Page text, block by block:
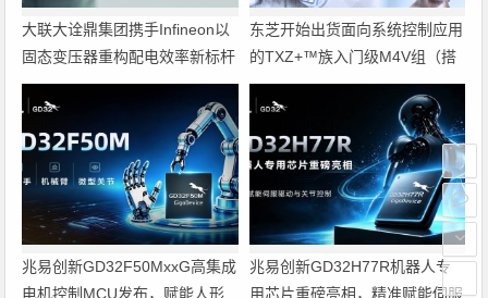
大联大诠鼎集团携手Infineon以
固态变压器重构配电效率新标杆
东芝开始出货面向系统控制应用
的TXZ+™族入门级M4V组（搭
载Arm Cortex‑M4内核的标准微
控制器）工程样品
兆易创新GD32F50MxxG高集成
电机控制MCU发布，赋能人形
兆易创新GD32H77R机器人专
用芯片重磅亮相，精准赋能伺服